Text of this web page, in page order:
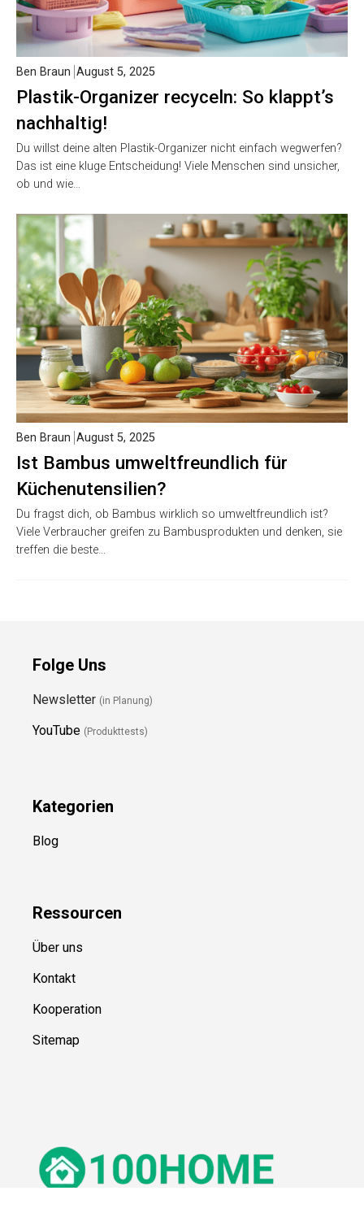
Plastik-Organizer recyceln: So klappt’s
nachhaltig!
Ben Braun August 5, 2025
Du willst deine alten Plastik-Organizer nicht einfach wegwerfen?
Das ist eine kluge Entscheidung! Viele Menschen sind unsicher,
ob und wie…
Ist Bambus umweltfreundlich für
Küchenutensilien?
Ben Braun August 5, 2025
Du fragst dich, ob Bambus wirklich so umweltfreundlich ist?
Viele Verbraucher greifen zu Bambusprodukten und denken, sie
treffen die beste…
Folge Uns
Newsletter (in Planung)
YouTube (Produkttests)
Kategorien
Blog
Ressourcen
Über uns
Kontakt
Kooperation
Sitemap